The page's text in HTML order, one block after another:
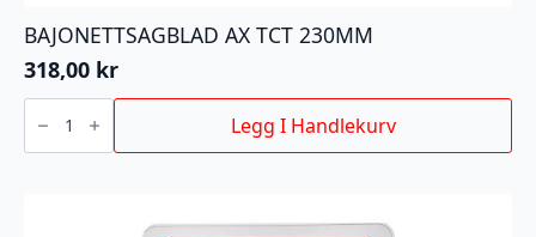
BAJONETTSAGBLAD AX TCT 230MM
318,00 kr
BAJONETTSAGBLAD
AX
230MM
Legg I Handlekurv